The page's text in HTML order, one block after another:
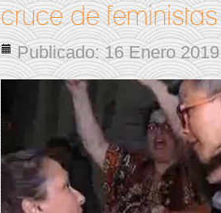
cruce de feministas
Publicado: 16 Enero 2019